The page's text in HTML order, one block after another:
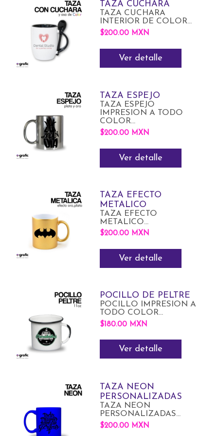
TAZA CUCHARA
TAZA CUCHARA
INTERIOR DE COLOR...
$200.00 MXN
Ver detalle
TAZA ESPEJO
TAZA ESPEJO
IMPRESION A TODO
COLOR...
$200.00 MXN
Ver detalle
TAZA EFECTO
METALICO
TAZA EFECTO
METALICO...
$200.00 MXN
Ver detalle
POCILLO DE PELTRE
POCILLO IMPRESION A
TODO COLOR...
$180.00 MXN
Ver detalle
TAZA NEON
PERSONALIZADAS
TAZA NEON
PERSONALIZADAS...
$200.00 MXN